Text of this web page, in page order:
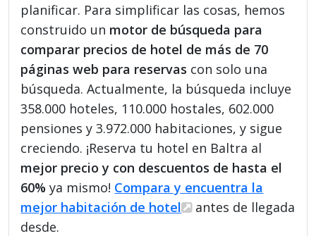
planificar. Para simplificar las cosas, hemos
construido un motor de búsqueda para
comparar precios de hotel de más de 70
páginas web para reservas con solo una
búsqueda. Actualmente, la búsqueda incluye
358.000 hoteles, 110.000 hostales, 602.000
pensiones y 3.972.000 habitaciones, y sigue
creciendo. ¡Reserva tu hotel en Baltra al
mejor precio y con descuentos de hasta el
60% ya mismo! Compara y encuentra la
mejor habitación de hotel
antes de llegada
desde.